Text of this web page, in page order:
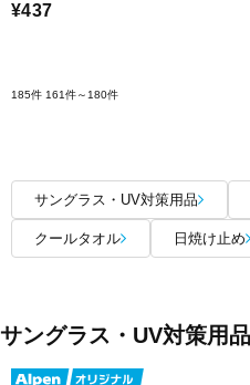
¥437
185件 161件～180件
サングラス・UV対策用品
クールタオル 日焼け止め
サングラス・UV対策用